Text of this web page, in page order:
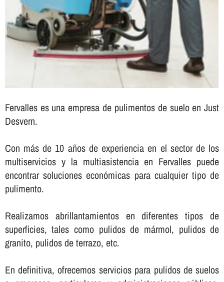
Fervalles es una empresa de pulimentos de suelo en Just
Desvern.
Con más de 10 años de experiencia en el sector de los
multiservicios y la multiasistencia en Fervalles puede
encontrar soluciones económicas para cualquier tipo de
pulimento.
Realizamos abrillantamientos en diferentes tipos de
superficies, tales como pulidos de mármol, pulidos de
granito, pulidos de terrazo, etc.
En definitiva, ofrecemos servicios para pulidos de suelos